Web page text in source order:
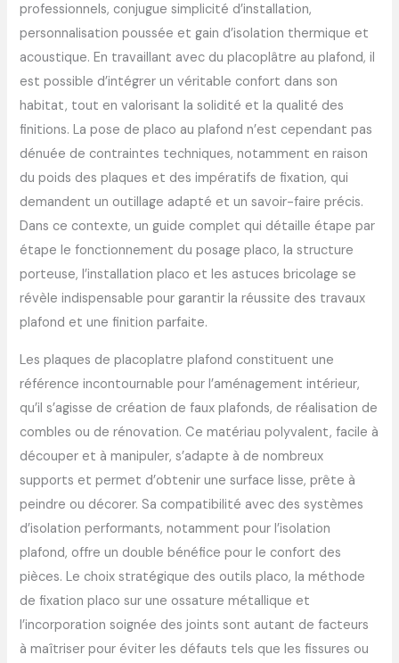
professionnels, conjugue simplicité d’installation,
personnalisation poussée et gain d’isolation thermique et
acoustique. En travaillant avec du placoplâtre au plafond, il
est possible d’intégrer un véritable confort dans son
habitat, tout en valorisant la solidité et la qualité des
finitions. La pose de placo au plafond n’est cependant pas
dénuée de contraintes techniques, notamment en raison
du poids des plaques et des impératifs de fixation, qui
demandent un outillage adapté et un savoir-faire précis.
Dans ce contexte, un guide complet qui détaille étape par
étape le fonctionnement du posage placo, la structure
porteuse, l’installation placo et les astuces bricolage se
révèle indispensable pour garantir la réussite des travaux
plafond et une finition parfaite.
Les plaques de placoplatre plafond constituent une
référence incontournable pour l’aménagement intérieur,
qu’il s’agisse de création de faux plafonds, de réalisation de
combles ou de rénovation. Ce matériau polyvalent, facile à
découper et à manipuler, s’adapte à de nombreux
supports et permet d’obtenir une surface lisse, prête à
peindre ou décorer. Sa compatibilité avec des systèmes
d’isolation performants, notamment pour l’isolation
plafond, offre un double bénéfice pour le confort des
pièces. Le choix stratégique des outils placo, la méthode
de fixation placo sur une ossature métallique et
l’incorporation soignée des joints sont autant de facteurs
à maîtriser pour éviter les défauts tels que les fissures ou